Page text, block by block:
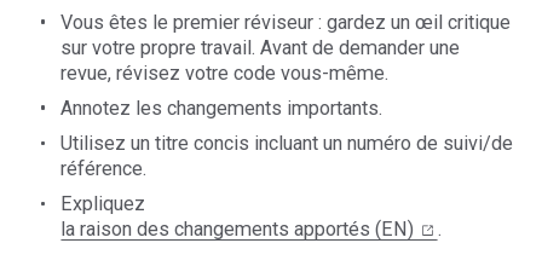
Vous êtes le premier réviseur : gardez un œil critique
sur votre propre travail. Avant de demander une
revue, révisez votre code vous-même.
Annotez les changements importants.
Utilisez un titre concis incluant un numéro de suivi/de
référence.
Expliquez
la raison des changements apportés (EN)
.